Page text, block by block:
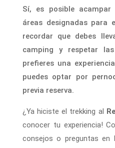
Sí, es posible
áreas designadas para
recordar que debes
camping y respetar
prefieres una
puedes optar por
previa reserva.
¿Ya hiciste el trekking al
conocer tu experiencia!
consejos o preguntas en